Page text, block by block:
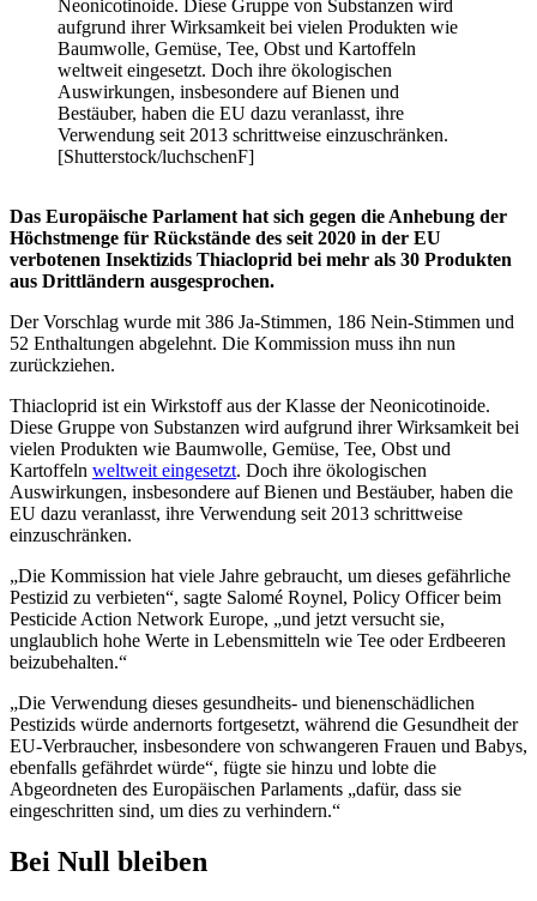
Neonicotinoide. Diese Gruppe von Substanzen wird
aufgrund ihrer Wirksamkeit bei vielen Produkten wie
Baumwolle, Gemüse, Tee, Obst und Kartoffeln
weltweit eingesetzt. Doch ihre ökologischen
Auswirkungen, insbesondere auf Bienen und
Bestäuber, haben die EU dazu veranlasst, ihre
Verwendung seit 2013 schrittweise einzuschränken.
[Shutterstock/luchschenF]
Das Europäische Parlament hat sich gegen die Anhebung der
Höchstmenge für Rückstände des seit 2020 in der EU
verbotenen Insektizids Thiacloprid bei mehr als 30 Produkten
aus Drittländern ausgesprochen.
Der Vorschlag wurde mit 386 Ja-Stimmen, 186 Nein-Stimmen und
52 Enthaltungen abgelehnt. Die Kommission muss ihn nun
zurückziehen.
Thiacloprid ist ein Wirkstoff aus der Klasse der Neonicotinoide.
Diese Gruppe von Substanzen wird aufgrund ihrer Wirksamkeit bei
vielen Produkten wie Baumwolle, Gemüse, Tee, Obst und
Kartoffeln weltweit eingesetzt. Doch ihre ökologischen
Auswirkungen, insbesondere auf Bienen und Bestäuber, haben die
EU dazu veranlasst, ihre Verwendung seit 2013 schrittweise
einzuschränken.
„Die Kommission hat viele Jahre gebraucht, um dieses gefährliche
Pestizid zu verbieten“, sagte Salomé Roynel, Policy Officer beim
Pesticide Action Network Europe, „und jetzt versucht sie,
unglaublich hohe Werte in Lebensmitteln wie Tee oder Erdbeeren
beizubehalten.“
„Die Verwendung dieses gesundheits- und bienenschädlichen
Pestizids würde andernorts fortgesetzt, während die Gesundheit der
EU-Verbraucher, insbesondere von schwangeren Frauen und Babys,
ebenfalls gefährdet würde“, fügte sie hinzu und lobte die
Abgeordneten des Europäischen Parlaments „dafür, dass sie
eingeschritten sind, um dies zu verhindern.“
Bei Null bleiben